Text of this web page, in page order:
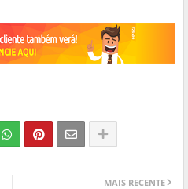
MAIS RECENTE